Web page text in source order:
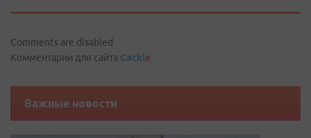
Comments are disabled
Комментарии для сайта Cackle
Важные новости